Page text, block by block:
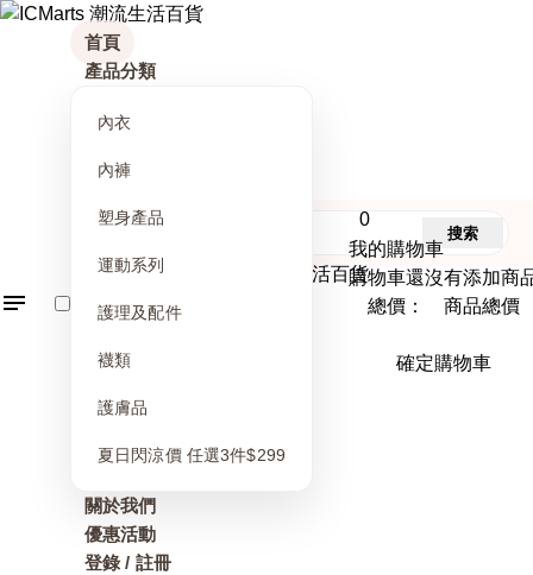
首頁
產品分類
內衣
內褲
塑身產品
運動系列
護理及配件
襪類
護膚品
夏日閃涼價 任選3件$299
關於我們
優惠活動
登錄 / 註冊
0
我的購物車
購物車還沒有添加商
總價： 商品總價
確定購物車
搜索